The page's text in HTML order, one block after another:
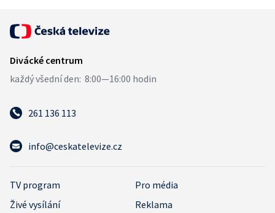
261 136 113
info@ceskatelevize.cz
TV program
Pro média
Živé vysílání
Reklama